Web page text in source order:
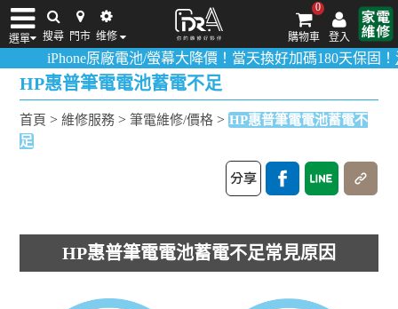
選單 搜尋 門市 维修 登入
0
購物車
iPhone維修/價格 筆電維修/價格 Android手機維修/價格 MacBook維修/價
原廠電池/螢幕大降價！當天換好加碼180天保固！活動詳
HP惠普筆電電池蓄電不足
首頁 >維修服務 >筆電維修/價格 > HP惠普筆電電池蓄電不
足
HP惠普筆電電池蓄電不足常見原因